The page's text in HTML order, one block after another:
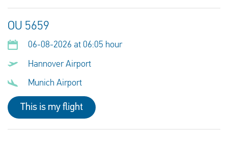
OU 5659
06-08-2026 at 06:05 hour
Hannover Airport
Munich Airport
This is my flight